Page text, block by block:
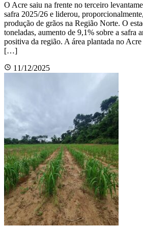
O Acre saiu na frente no terceiro
safra 2025/26 e liderou,
produção de grãos na Região Norte. O
toneladas, aumento de 9,1% sobre a safra
positiva da região. A área plantada no Acre
[…]
11/12/2025